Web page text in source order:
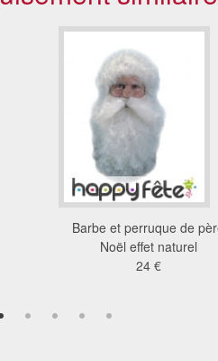
Barbe et perruque de
Noël effet naturel
24 €